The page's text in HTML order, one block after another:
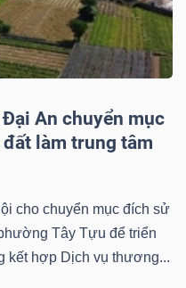
An chuyển mục
làm trung tâm
cho chuyển mục đích sử
Tây Tựu để triển
kết hợp Dịch vụ thương...
liên quan Cổ đông lớn